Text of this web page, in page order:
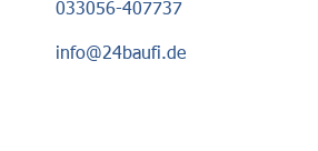
033056-407737
info@24baufi.de